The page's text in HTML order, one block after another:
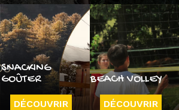
SNACKING
GOÛTER
DÉCOUVRIR
BEACH VOLLEY
DÉCOUVRIR